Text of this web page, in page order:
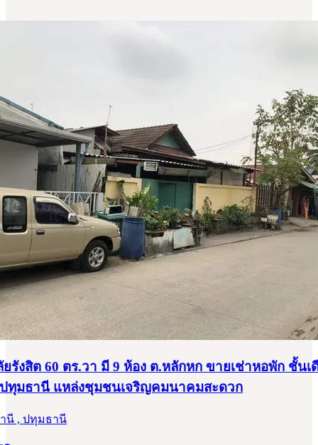
รังสิต 60 ตร.วา มี 9 ห้อง ต.หลักหก ขายเช่าหอพัก ชั้นเ
ปทุมธานี แหล่งชุมชนเจริญคมนาคมสะดวก
นี , ปทุมธานี